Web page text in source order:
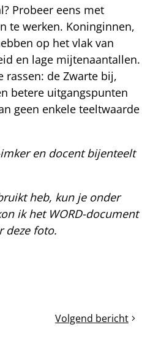
Probeer eens met
te werken. Koninginnen,
op het vlak van
en lage mijtenaantallen.
rassen: de Zwarte bij,
betere uitgangspunten
geen enkele teeltwaarde
en docent bijenteelt
heb, kun je onder
ik het WORD-document
deze foto.
Volgend bericht
Bijen